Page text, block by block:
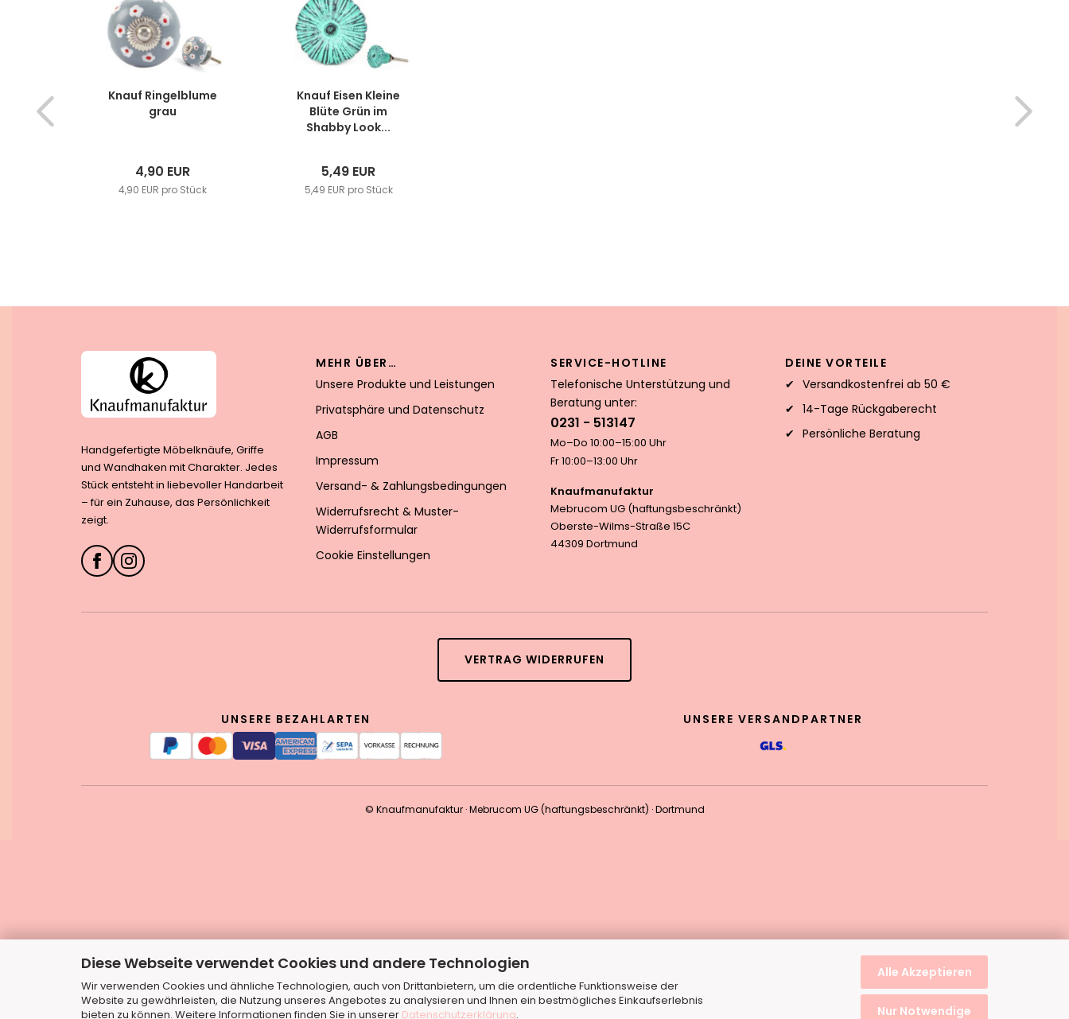
Diese Webseite verwendet Cookies und andere Technologien
Wir verwenden Cookies und ähnliche Technologien, auch von Drittanbietern, um die ordentliche Funktionsweise der
Website zu gewährleisten, die Nutzung unseres Angebotes zu analysieren und Ihnen ein bestmögliches Einkaufserlebnis
bieten zu können. Weitere Informationen finden Sie in unserer Datenschutzerklärung.
Alle Akzeptieren
Nur Notwendige
Knauf Ringelblume
grau
4,90 EUR
4,90 EUR pro Stück
Knauf Eisen Kleine
Blüte Grün im
Shabby Look...
5,49 EUR
5,49 EUR pro Stück
Handgefertigte Möbelknäufe, Griffe
und Wandhaken mit Charakter. Jedes
Stück entsteht in liebevoller Handarbeit
– für ein Zuhause, das Persönlichkeit
zeigt.
MEHR ÜBER…
Unsere Produkte und Leistungen
Privatsphäre und Datenschutz
AGB
Impressum
Versand- & Zahlungsbedingungen
Widerrufsrecht & Muster-
Widerrufsformular
Cookie Einstellungen
SERVICE-HOTLINE
Telefonische Unterstützung und
Beratung unter:
0231 - 513147
Mo–Do 10:00–15:00 Uhr
Fr 10:00–13:00 Uhr
Knaufmanufaktur
Mebrucom UG (haftungsbeschränkt)
Oberste-Wilms-Straße 15C
44309 Dortmund
DEINE VORTEILE
Versandkostenfrei ab 50 €
14-Tage Rückgaberecht
Persönliche Beratung
VERTRAG WIDERRUFEN
UNSERE BEZAHLARTEN UNSERE VERSANDPARTNER
© Knaufmanufaktur · Mebrucom UG (haftungsbeschränkt) · Dortmund